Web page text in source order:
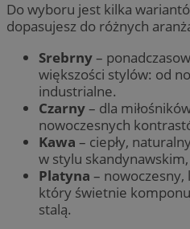
Do wyboru jest kilka
dopasujesz do różnych
Srebrny–
większości stylów: od
industrialne.
Czarny– dla
nowoczesnych
Kawa – ciepły,
w stylu
Platyna – nowoczesny,
który świetnie
stalą.